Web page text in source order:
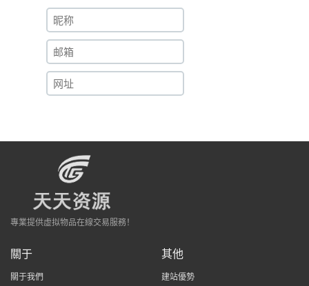
專業提供虛拟物品在線交易服務！
關于
關于我們
其他
建站優勢